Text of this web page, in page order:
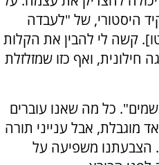
היסטורי, של "לעבדה
קשה לי להבין את הקלות
חילונית, ואף כזו שמזלזלת
כל מה שאנו עוברים
מוגבלת, אבל ענייני תורה
הצבעתנו משפיעה על